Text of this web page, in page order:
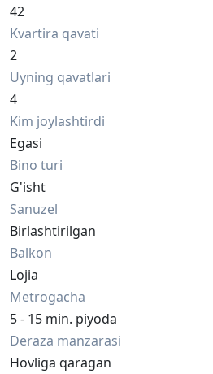
42
Kvartira qavati
2
Uyning qavatlari
4
Kim joylashtirdi
Egasi
Bino turi
G'isht
Sanuzel
Birlashtirilgan
Balkon
Lojia
Metrogacha
5 - 15 min. piyoda
Deraza manzarasi
Hovliga qaragan